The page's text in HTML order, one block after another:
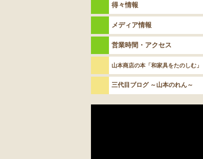
得々情報
メディア情報
営業時間・アクセス
山本商店の本「和家具をたのしむ」
三代目ブログ ～山本のれん～